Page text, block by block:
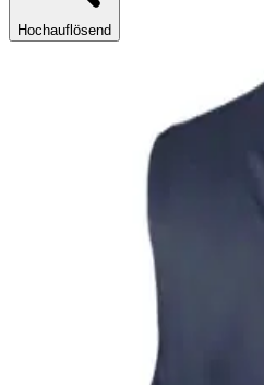
Hochauflösend